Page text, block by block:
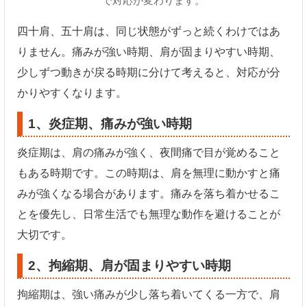
四十肩、五十肩は、同じ状態がずっと続くわけではあ
りません。痛みが強い時期、肩が固まりやすい時期、
少しずつ動きが戻る時期に分けて考えると、対応が分
かりやすくなります。
1、炎症期、痛みが強い時期
炎症期は、肩の痛みが強く、夜間痛で目が覚めること
もある時期です。この時期は、肩を無理に動かすと痛
みが強くなる場合があります。痛みを落ち着かせるこ
とを優先し、日常生活でも無理な動作を避けることが
大切です。
2、拘縮期、肩が固まりやすい時期
拘縮期は、強い痛みが少し落ち着いてくる一方で、肩